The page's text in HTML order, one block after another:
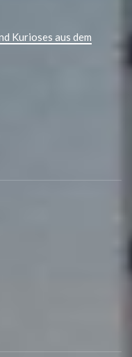
Kurioses aus dem